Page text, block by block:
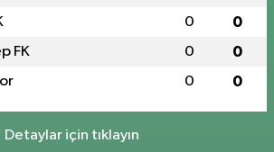
0 0
FK 0 0
0 0
Detaylar için tıklayın